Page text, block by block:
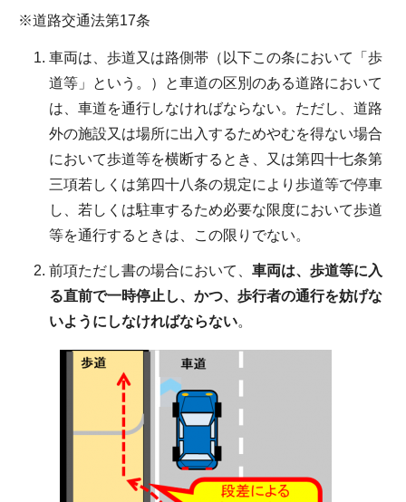
※道路交通法第17条
車両は、歩道又は路側帯（以下この条において「歩
道等」という。）と車道の区別のある道路において
は、車道を通行しなければならない。ただし、道路
外の施設又は場所に出入するためやむを得ない場合
において歩道等を横断するとき、又は第四十七条第
三項若しくは第四十八条の規定により歩道等で停車
し、若しくは駐車するため必要な限度において歩道
等を通行するときは、この限りでない。
前項ただし書の場合において、 車両は、歩道等に入
る直前で一時停止し、かつ、歩行者の通行を妨げな
いようにしなければならない。